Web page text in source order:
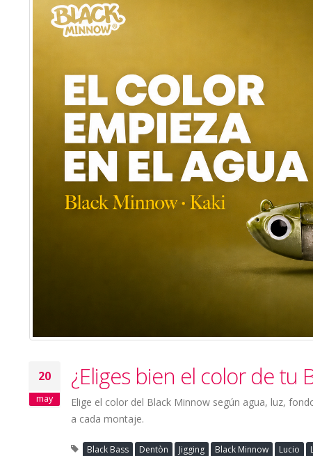
20
may
¿Eliges bien el color de tu
Elige el color del Black Minnow según agua, luz,
a cada montaje.
Black Bass Dentòn Jigging Black Minnow Lucio